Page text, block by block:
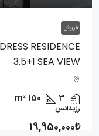
فروش
RESIDENCE
3.5+1 SEA VIEW
3
150
m²
رزیدانس
19,950,000₺